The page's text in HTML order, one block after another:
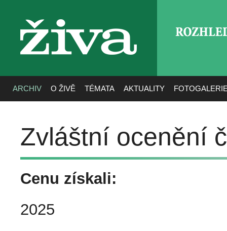
živa
ARCHIV O ŽIVĚ TÉMATA AKTUALITY
Zvláštní ocenění
Cenu získali:
2025